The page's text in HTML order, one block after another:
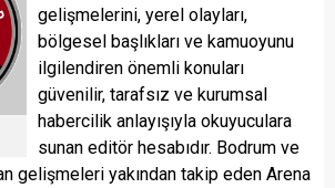
gelişmelerini, yerel olayları,
bölgesel başlıkları ve kamuoyunu
ilgilendiren önemli konuları
güvenilir, tarafsız ve kurumsal
habercilik anlayışıyla okuyuculara
sunan editör hesabıdır. Bodrum ve
gelişmeleri yakından takip eden Arena